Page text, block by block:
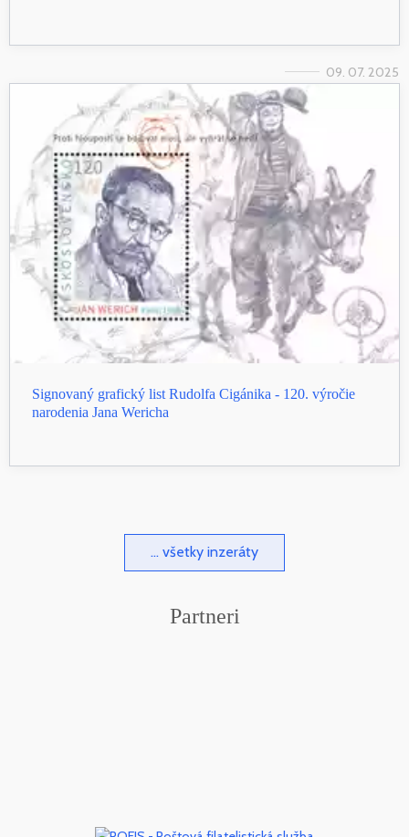
09. 07. 2025
Signovaný grafický list Rudolfa Cigánika - 120. výročie
narodenia Jana Wericha
... všetky inzeráty
Partneri